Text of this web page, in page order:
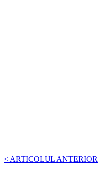
< ARTICOLUL ANTERIOR